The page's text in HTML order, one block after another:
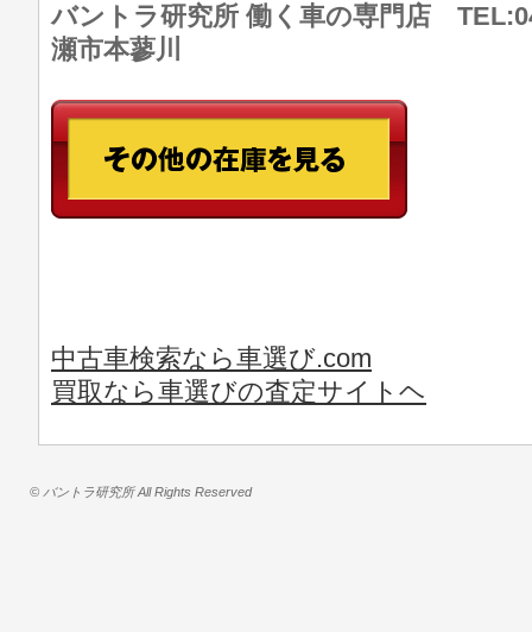
バントラ研究所 働く車の専門店
瀬市本蓼川
中古車検索なら車選び.com
買取なら車選びの査定サイトヘ
© バントラ研究所 All Rights Reserved